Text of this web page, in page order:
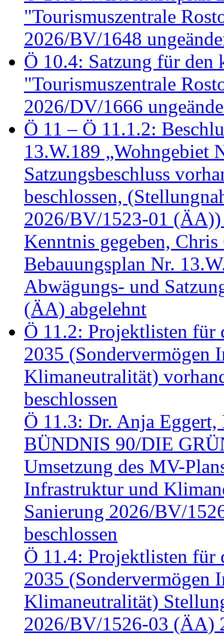
"Tourismuszentrale
2026/BV/1648
Ö 10.4: Satzung für den
"Tourismuszentrale
2026/DV/1666
Ö 11 – Ö 11.1.2:
13.W.189 „Wohngebiet
Satzungsbeschluss
beschlossen,
2026/BV/1523-01
Kenntnis gegeben,
Bebauungsplan Nr.
Abwägungs- und
(ÄA) abgelehnt
Ö 11.2: Projektlisten für
2035 (Sondervermögen
Klimaneutralität)
beschlossen
Ö 11.3: Dr. Anja
BÜNDNIS 90/DIE
Umsetzung des MV-
Infrastruktur und
Sanierung 2026/BV/
beschlossen
Ö 11.4: Projektlisten für
2035 (Sondervermögen
Klimaneutralität)
2026/BV/1526-03 (ÄA)